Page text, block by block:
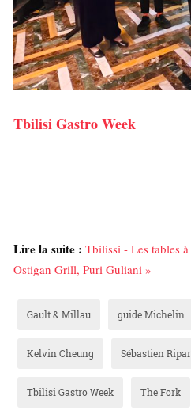
Tbilisi Gastro Week
Lire la suite : Tbilissi - Les tables
Ostigan Grill, Puri Guliani »
Gault & Millau guide Michelin
Kelvin Cheung Sébastien
Tbilisi Gastro Week The Fork